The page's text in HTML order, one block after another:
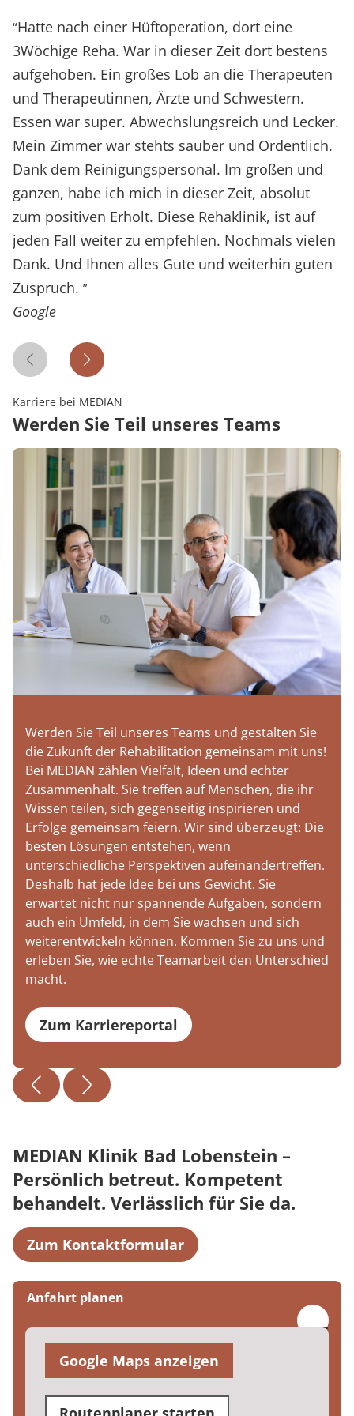
“Hatte nach einer Hüftoperation, dort eine
3Wöchige Reha. War in dieser Zeit dort bestens
aufgehoben. Ein großes Lob an die Therapeuten
und Therapeutinnen, Ärzte und Schwestern.
Essen war super. Abwechslungsreich und Lecker.
Mein Zimmer war stehts sauber und Ordentlich.
Dank dem Reinigungspersonal. Im großen und
ganzen, habe ich mich in dieser Zeit, absolut
zum positiven Erholt. Diese Rehaklinik, ist auf
jeden Fall weiter zu empfehlen. Nochmals vielen
Dank. Und Ihnen alles Gute und weiterhin guten
Zuspruch. ”
Google
Vorheriges ZitatNächstes Zitat
Karriere bei MEDIAN
Werden Sie Teil unseres Teams
Werden Sie Teil unseres Teams und gestalten Sie
die Zukunft der Rehabilitation gemeinsam mit uns!
Bei MEDIAN zählen Vielfalt, Ideen und echter
Zusammenhalt. Sie treffen auf Menschen, die ihr
Wissen teilen, sich gegenseitig inspirieren und
Erfolge gemeinsam feiern. Wir sind überzeugt: Die
besten Lösungen entstehen, wenn
unterschiedliche Perspektiven aufeinandertreffen.
Deshalb hat jede Idee bei uns Gewicht. Sie
erwartet nicht nur spannende Aufgaben, sondern
auch ein Umfeld, in dem Sie wachsen und sich
weiterentwickeln können. Kommen Sie zu uns und
erleben Sie, wie echte Teamarbeit den Unterschied
macht.
Zum Karriereportal
MEDIAN Klinik Bad Lobenstein –
Persönlich betreut. Kompetent
behandelt. Verlässlich für Sie da.
Zum Kontaktformular
Anfahrt planen
Google Maps anzeigen